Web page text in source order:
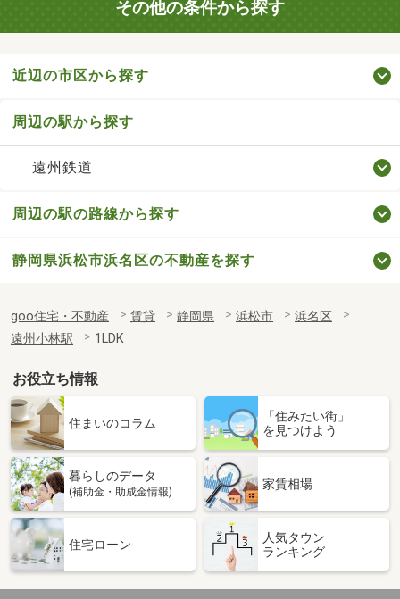
その他の条件から探す
近辺の市区から探す
周辺の駅から探す
遠州鉄道
周辺の駅の路線から探す
静岡県浜松市浜名区の不動産を探す
goo住宅・不動産 賃貸 静岡県 浜松市
浜名区
遠州小林駅
1LDK
お役立ち情報
住まいのコラム
「住みたい街」
を見つけよう
暮らしのデータ
(補助金・助成金情報)
家賃相場
住宅ローン
人気タウン
ランキング